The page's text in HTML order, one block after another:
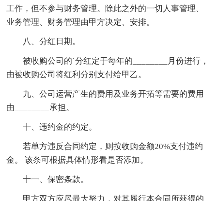
工作，但不参与财务管理。除此之外的一切人事管理、
业务管理、财务管理由甲方决定、安排。
八、分红日期。
被收购公司的`分红定于每年的________月份进行，
由被收购公司将红利分别支付给甲乙。
九、公司运营产生的费用及业务开拓等需要的费用
由________承担。
十、违约金的约定。
若单方违反合同约定，则按收购金额20%支付违约
金。 该条可根据具体情形看是否添加。
十一、保密条款。
甲方双方应尽最大努力，对其履行本合同所获得的